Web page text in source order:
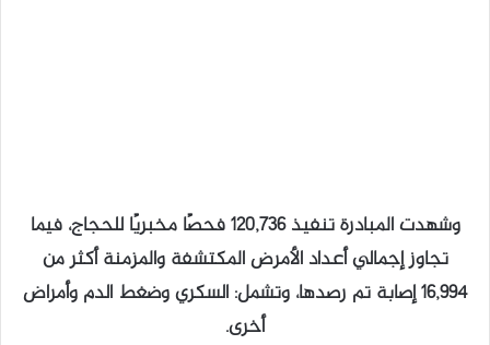
وشهدت المبادرة تنفيذ 120,736 فحصًا مخبريًا للحجاج، فيما
تجاوز إجمالي أعداد الأمرض المكتشفة والمزمنة أكثر من
16,994 إصابة تم رصدها، وتشمل: السكري وضغط الدم وأمراض
أخرى.